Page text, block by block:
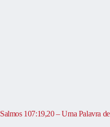
Salmos 107:19,20 – Uma Palavra